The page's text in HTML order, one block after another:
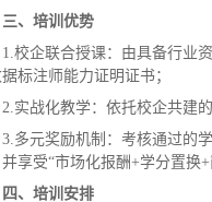
三、培训优势
1.校企联合授课：由具备行业
标注师能力证明证书；
2.实战化教学：依托校企共建
3.多元奖励机制：考核通过的
享受“市场化报酬+学分置换
四、培训安排